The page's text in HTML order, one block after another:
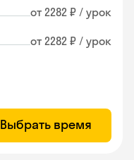
от 2282 ₽ / урок
от 2282 ₽ / урок
Выбрать время